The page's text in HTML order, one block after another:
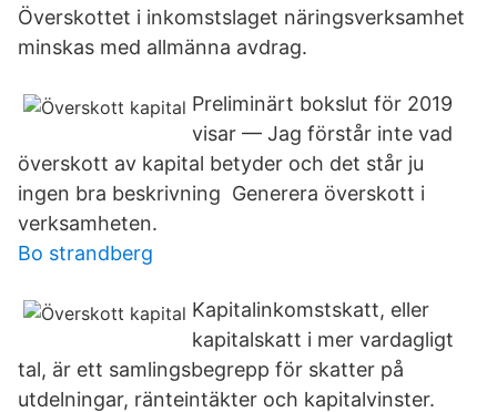
Överskottet i inkomstslaget näringsverksamhet
minskas med allmänna avdrag.
Preliminärt bokslut för 2019
visar — Jag förstår inte vad
överskott av kapital betyder och det står ju
ingen bra beskrivning Generera överskott i
verksamheten.
Bo strandberg
Kapitalinkomstskatt, eller
kapitalskatt i mer vardagligt
tal, är ett samlingsbegrepp för skatter på
utdelningar, ränteintäkter och kapitalvinster.